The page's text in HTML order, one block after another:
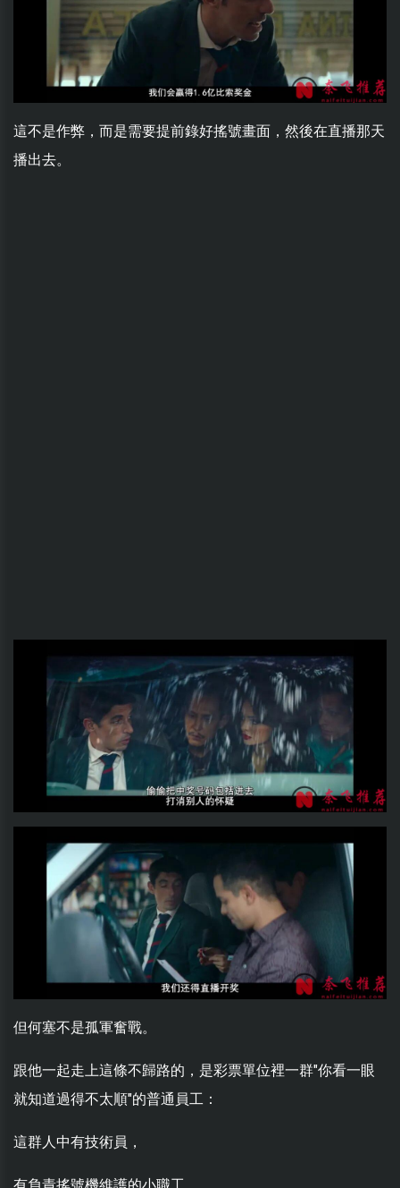
這不是作弊，而是需要提前錄好搖號畫面，然後在直播那天
播出去。
但何塞不是孤軍奮戰。
跟他一起走上這條不歸路的，是彩票單位裡一群"你看一眼
就知道過得不太順"的普通員工：
這群人中有技術員，